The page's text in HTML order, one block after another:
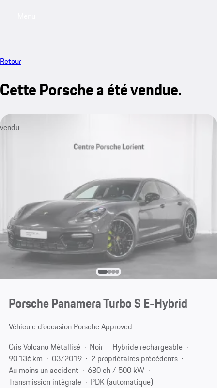
Retour
Cette Porsche a été vendue.
vendu
Porsche Panamera Turbo S E-Hybrid
Véhicule d’occasion Porsche Approved
Gris Volcano Métallisé
Noir
Hybride rechargeable
90 136 km
03/2019
2 propriétaires précédents
Au moins un accident
680 ch / 500 kW
Transmission intégrale
PDK (automatique)